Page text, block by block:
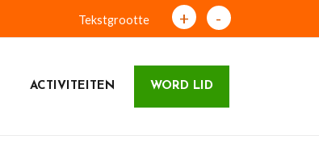
Tekstgrootte + -
ACTIVITEITEN WORD LID